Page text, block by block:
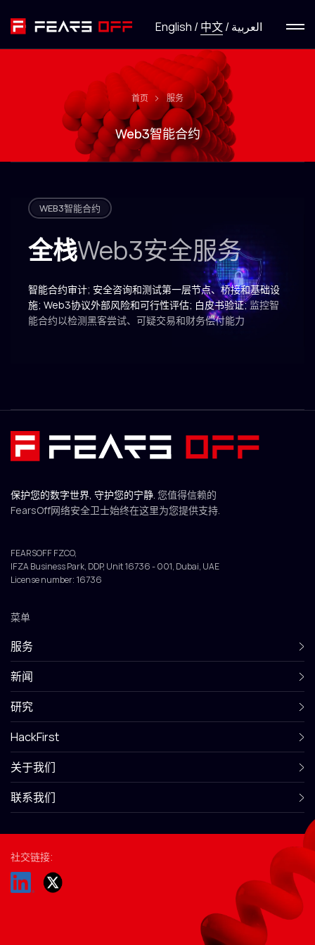
任何网络攻击
菜单
新闻
HackFirst
关于我们
联系我们
2025 © FEARS OFF
English /中文/العربية
首页 服务
Web3智能合约
WEB3智能合约
全栈Web3安全服务
智能合约审计; 安全咨询和测试第一层节点、桥接和基础设
施; Web3协议外部风险和可行性评估; 白皮书验证;监控智
能合约以检测黑客尝试、可疑交易和财务偿付能力
保护您的数字世界, 守护您的宁静. 您值得信赖的
FearsOff网络安全卫士始终在这里为您提供支持.
FEARSOFF FZCO,
IFZA Business Park, DDP, Unit 16736 - 001, Dubai, UAE
License number: 16736
菜单
服务
新闻
研究
HackFirst
关于我们
联系我们
社交链接: